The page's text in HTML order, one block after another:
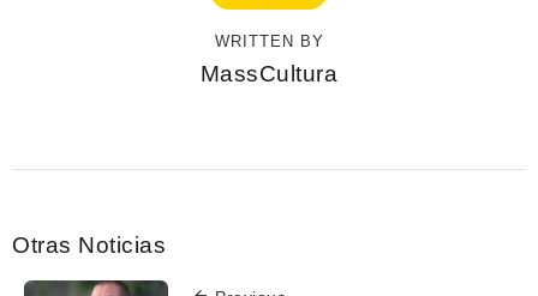
WRITTEN BY
MassCultura
Otras Noticias